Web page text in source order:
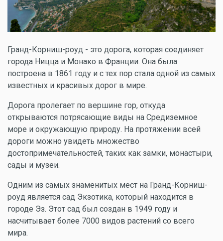
Гранд-Корниш-роуд - это дорога, которая соединяет
города Ницца и Монако в Франции. Она была
построена в 1861 году и с тех пор стала одной из самых
известных и красивых дорог в мире.
Дорога пролегает по вершине гор, откуда
открываются потрясающие виды на Средиземное
море и окружающую природу. На протяжении всей
дороги можно увидеть множество
достопримечательностей, таких как замки, монастыри,
сады и музеи.
Одним из самых знаменитых мест на Гранд-Корниш-
роуд является сад Экзотика, который находится в
городе Эз. Этот сад был создан в 1949 году и
насчитывает более 7000 видов растений со всего
мира.